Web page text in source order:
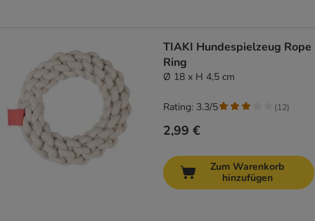
TIAKI Hundespielzeug Rope
Ring
Ø 18 x H 4,5 cm
2,99 €
Rating: 3.3/5 (12)
Zum Warenkorb
hinzufügen